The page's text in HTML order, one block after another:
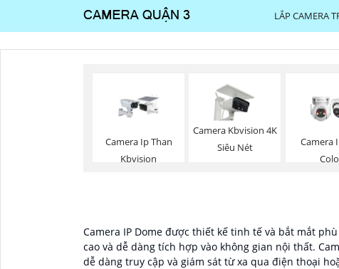
LẮP CAMERA
Camera Ip Than
Kbvision
Camera Kbvision 4K
Siêu Nét
Camera
Camera IP Dome được thiết kế tinh tế và bắt mắt
cao và dễ dàng tích hợp vào không gian nội thất.
dễ dàng truy cập và giám sát từ xa qua điện thoại